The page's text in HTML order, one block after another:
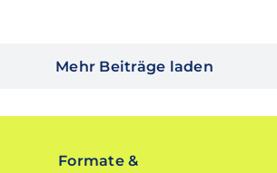
Mehr Beiträge laden
Formate &